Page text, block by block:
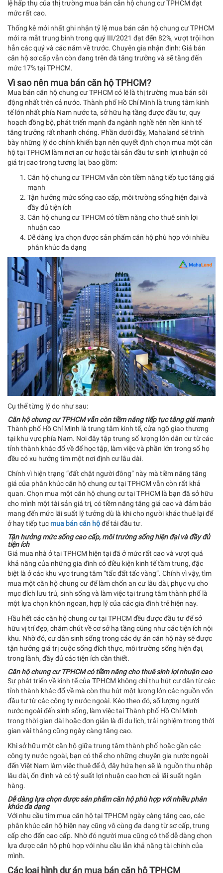
lệ hấp thụ của thị trường mua bán căn hộ chung cư TPHCM đạt
mức rất cao.
Thống kê mới nhất ghi nhận tỷ lệ mua bán căn hộ chung cư TPHCM
mới ra mắt trung bình trong quý III/2021 đạt đến 82%, vượt trội hơn
hẳn các quý và các năm về trước. Chuyên gia nhận định: Giá bán
căn hộ sơ cấp vẫn còn đang trên đà tăng trưởng và sẽ tăng đến
mức 17% tại TPHCM.
Vì sao nên mua bán căn hộ TPHCM?
Mua bán căn hộ chung cư TPHCM có lẽ là thị trường mua bán sôi
động nhất trên cả nước. Thành phố Hồ Chí Minh là trung tâm kinh
tế lớn nhất phía Nam nước ta, sở hữu hạ tầng được đầu tư, quy
hoạch đồng bộ, phát triển mạnh đa ngành nghề nên nền kinh tế
tăng trưởng rất nhanh chóng. Phần dưới đây, Mahaland sẽ trình
bày những lý do chính khiến bạn nên quyết định chọn mua một căn
hộ tại TPHCM làm nơi an cư hoặc tài sản đầu tư sinh lợi nhuận có
giá trị cao trong tương lai, bao gồm:
Căn hộ chung cư TPHCM vẫn còn tiềm năng tiếp tục tăng giá
mạnh
Tận hưởng mức sống cao cấp, môi trường sống hiện đại và
đầy đủ tiện ích
Căn hộ chung cư TPHCM có tiềm năng cho thuê sinh lợi
nhuận cao
Dễ dàng lựa chọn được sản phẩm căn hộ phù hợp với nhiều
phân khúc đa dạng
Cụ thể từng lý do như sau:
Căn hộ chung cư TPHCM vẫn còn tiềm năng tiếp tục tăng giá mạnh
Thành phố Hồ Chí Minh là trung tâm kinh tế, cửa ngõ giao thương
tại khu vực phía Nam. Nơi đây tập trung số lượng lớn dân cư từ các
tỉnh thành khác đổ về để học tập, làm việc và phần lớn trong số họ
đều có xu hướng tìm một nơi định cư lâu dài.
Chính vì hiện trạng “đất chật người đông” này mà tiềm năng tăng
giá của phân khúc căn hộ chung cư tại TPHCM vẫn còn rất khả
quan. Chọn mua một căn hộ chung cư tại TPHCM là bạn đã sở hữu
cho mình một tài sản giá trị, có tiềm năng tăng giá cao và đảm bảo
mang đến mức lãi suất lý tưởng dù là khi cho người khác thuê lại để
ở hay tiếp tục mua bán căn hộđể tái đầu tư.
Tận hưởng mức sống cao cấp, môi trường sống hiện đại và đầy đủ
tiện ích
Giá mua nhà ở tại TPHCM hiện tại đã ở mức rất cao và vượt quá
khả năng của những gia đình có điều kiện kinh tế tầm trung, đặc
biệt là ở các khu vực trung tâm “tấc đất tấc vàng”. Chính vì vậy, tìm
mua một căn hộ chung cư để làm chốn an cư lâu dài, phục vụ cho
mục đích lưu trú, sinh sống và làm việc tại trung tâm thành phố là
một lựa chọn khôn ngoan, hợp lý của các gia đình trẻ hiện nay.
Hầu hết các căn hộ chung cư tại TPHCM đều được đầu tư để sở
hữu vị trí đẹp, chăm chút về cơ sở hạ tầng cũng như các tiện ích nội
khu. Nhờ đó, cư dân sinh sống trong các dự án căn hộ này sẽ được
tận hưởng giá trị cuộc sống đích thực, môi trường sống hiện đại,
trong lành, đầy đủ các tiện ích cần thiết.
Căn hộ chung cư TPHCM có tiềm năng cho thuê sinh lợi nhuận cao
Sự phát triển về kinh tế của TPHCM không chỉ thu hút cư dân từ các
tỉnh thành khác đổ về mà còn thu hút một lượng lớn các nguồn vốn
đầu tư từ các công ty nước ngoài. Kéo theo đó, số lượng người
nước ngoài đến sinh sống, làm việc tại Thành phố Hồ Chí Minh
trong thời gian dài hoặc đơn giản là đi du lịch, trải nghiệm trong thời
gian vài tháng cũng ngày càng tăng cao.
Khi sở hữu một căn hộ giữa trung tâm thành phố hoặc gần các
công ty nước ngoài, bạn có thể cho những chuyên gia nước ngoài
đến Việt Nam làm việc thuê để ở, đây hứa hẹn sẽ là nguồn thu nhập
lâu dài, ổn định và có tỷ suất lợi nhuận cao hơn cả lãi suất ngân
hàng.
Dễ dàng lựa chọn được sản phẩm căn hộ phù hợp với nhiều phân
khúc đa dạng
Với nhu cầu tìm mua căn hộ tại TPHCM ngày càng tăng cao, các
phân khúc căn hộ hiện nay cũng vô cùng đa dạng từ sơ cấp, trung
cấp cho đến cao cấp. Nhờ đó người mua cũng có thể dễ dàng chọn
lựa được căn hộ phù hợp với nhu cầu lẫn khả năng tài chính của
mình.
Các loại hình dự án mua bán căn hộ TPHCM